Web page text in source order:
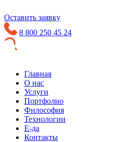
Оставить заявку
8 800 250 45 24
Главная
О нас
Услуги
Портфолио
Философия
Технологии
Е-да
Контакты